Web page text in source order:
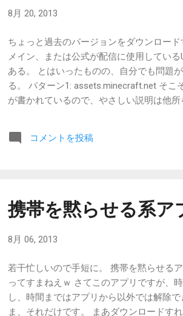
8月 20, 2013
ちょっと過去のバージョンをダウンロー
メイン、または公式が配信に使用してい
ある。 とはいったものの、自分でも問題
る。 パターン1: assets.minecraft.net そこ
が書かれているので、やさしい説明は他
のURLで実際にダウンロードを行うことが
調べてないけど、1.6からのランチャーで
能なバージョンと、現在の最新版を
コメントを投稿
携帯を黙らせる系ア
8月 06, 2013
若干忙しいので手短に。 携帯を黙らせる
ってすまねえｗ さてこのアプリですが、
し、時間まではアプリから以外では解除
ま、それだけです。 まあダウンロードす